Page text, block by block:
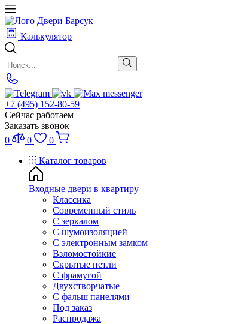
Калькулятор
+7 (495) 152-80-59
Сейчас работаем
Заказать звонок
0
0
0
Каталог товаров
Входные двери в квартиру
Классика
Современный стиль
С зеркалом
С шумоизоляцией
С электронным замком
Взломостойкие
Скрытые петли
С фрамугой
Двухстворчатые
С фальш панелями
Под заказ
Распродажа